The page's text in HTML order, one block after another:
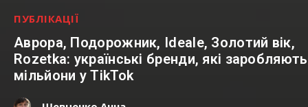
ПУБЛІКАЦІЇ
Аврора, Подорожник, Ideale, Золотий вік,
Rozetka: українські бренди, які заробляють
мільйони у TikTok